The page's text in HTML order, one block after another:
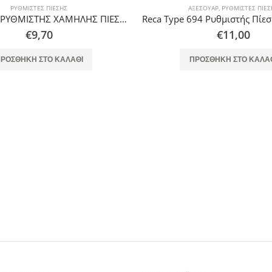
ΡΥΘΜΙΣΤΈΣ ΠΊΕΣΗΣ
Thermogatz ΡΥΘΜΙΣΤΗΣ ΧΑΜΗΛΗΣ ΠΙΕΣΗΣ RECA 0,8Kg ΦΙΑΛΗΣ 2/3/5Kg
€9,70
ΣΤΟ ΚΑΛΆΘΙ
ΑΞΕΣΟΥΆΡ, ΡΥΘΜΙΣΤΈΣ
€11,00
ΠΡΟΣΘΉΚΗ ΣΤΟ